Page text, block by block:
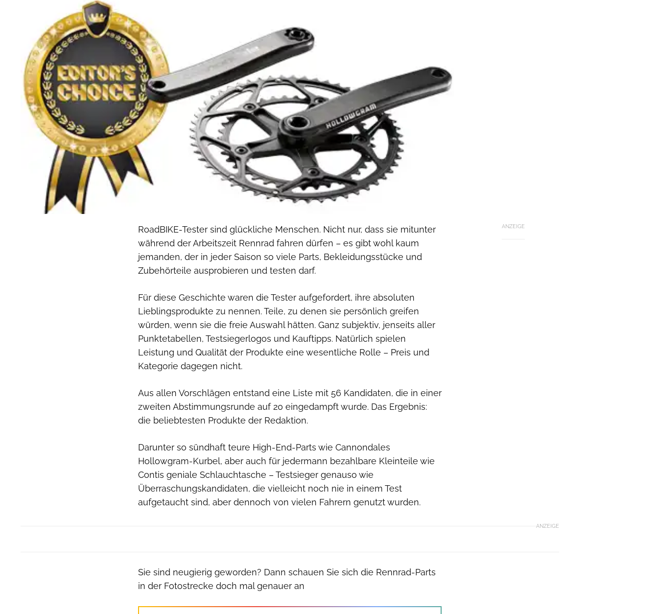
ANZEIGE
RoadBIKE-Tester sind glückliche Menschen. Nicht nur, dass sie mitunter
während der Arbeits­zeit Rennrad fahren dürfen – es gibt wohl kaum
jemanden, der in jeder Saison so viele Parts, Bekleidungsstücke und
Zubehörteile ausprobieren und testen darf.
Für diese Geschichte waren die Tester aufgefordert, ihre absoluten
Lieblingsprodukte zu nennen. Teile, zu denen sie persönlich greifen
würden, wenn sie die freie Auswahl hätten. Ganz subjektiv, jenseits aller
Punktetabellen, Testsiegerlogos und Kauftipps. Natürlich spielen
Leistung und Qualität der Produkte eine wesentliche Rolle – Preis und
Kategorie dagegen nicht.
Aus allen Vorschlägen entstand eine Liste mit 56 Kandidaten, die in einer
zweiten Abstimmungsrunde auf 20 eingedampft wurde. Das Ergebnis:
die beliebtes­ten Produkte der Redaktion.
Darunter so sündhaft teure High-End-Parts wie Cannondales
Hollowgram-Kurbel, aber auch für jedermann bezahlbare Kleinteile wie
Contis geniale Schlauch­tasche – Testsieger genauso wie
Überraschungskandidaten, die vielleicht noch nie in einem Test
aufgetaucht sind, aber dennoch von vielen Fahrern genutzt wurden.
ANZEIGE
Sie sind neugierig geworden? Dann schauen Sie sich die Rennrad-Parts
in der Fotostrecke doch mal genauer an